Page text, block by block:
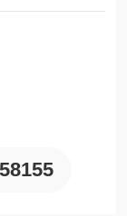
景观水、工业废
式包装箱，可选